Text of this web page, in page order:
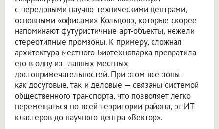
с передовыми научно-техническими центрами,
основными «офисами» Кольцово, которые скорее
напоминают футуристичные арт-объекты, нежели
стереотипные промзоны. К примеру, сложная
архитектура местного Биотехнопарка превратила
его в одну из главных местных
достопримечательностей. При этом все зоны —
как досуговые, так и деловые — связаны системой
общественного транспорта, что позволяет легко
перемещаться по всей территории района, от ИТ-
кластеров до научного центра «Вектор».